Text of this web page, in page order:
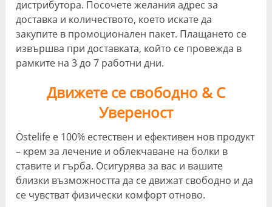
дистрибутора. Посочете желания адрес за
доставка и количеството, което искате да
закупите в промоционален пакет. Плащането се
извършва при доставката, който се провежда в
рамките на 3 до 7 работни дни.
Движете се свободно & С
Увереност
Ostelife е 100% естествен и ефективен нов продукт
– крем за лечение и облекчаване на болки в
ставите и гърба. Осигурява за вас и вашите
близки възможността да се движат свободно и да
се чувстват физически комфорт отново.